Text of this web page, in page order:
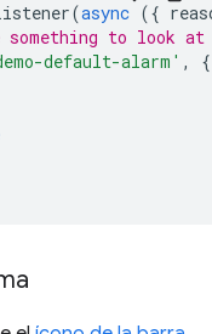
(async ({
something to look at
default-alarm' ,
{